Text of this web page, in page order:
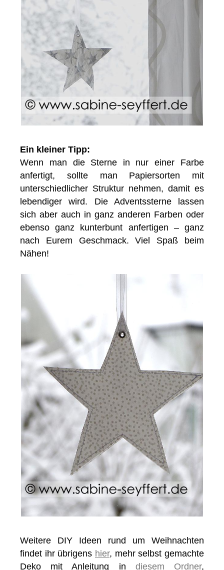
Ein kleiner Tipp:
Wenn man die Sterne in nur einer Farbe
anfertigt, sollte man Papiersorten mit
unterschiedlicher Struktur nehmen, damit es
lebendiger wird. Die Adventssterne lassen
sich aber auch in ganz anderen Farben oder
ebenso ganz kunterbunt anfertigen – ganz
nach Eurem Geschmack. Viel Spaß beim
Nähen!
Weitere DIY Ideen rund um Weihnachten
findet ihr übrigens hier, mehr selbst gemachte
Deko mit Anleitung in diesem Ordner,